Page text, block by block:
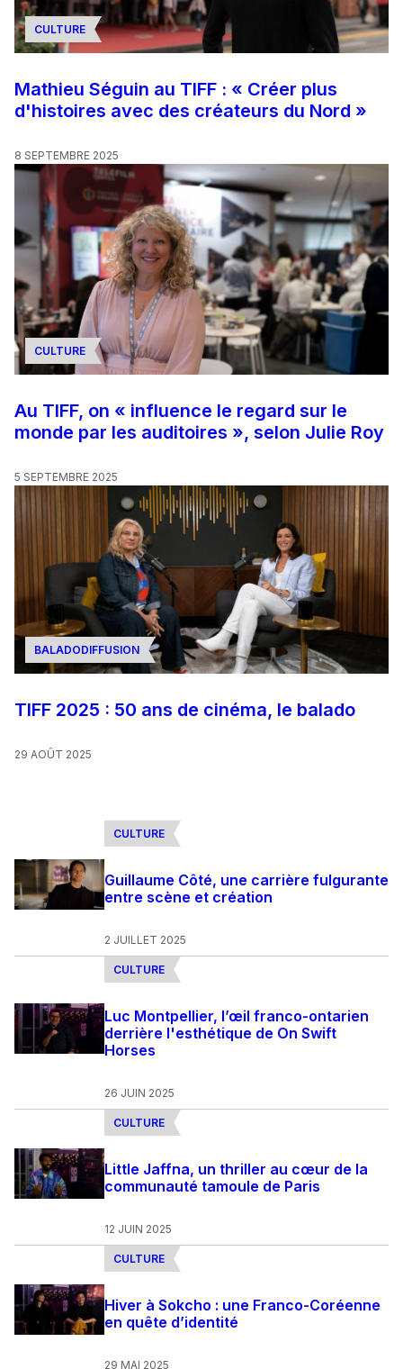
CULTURE
Mathieu Séguin au TIFF : « Créer plus
d'histoires avec des créateurs du Nord »
8 SEPTEMBRE 2025
CULTURE
Au TIFF, on « influence le regard sur le
monde par les auditoires », selon Julie Roy
5 SEPTEMBRE 2025
BALADODIFFUSION
TIFF 2025 : 50 ans de cinéma, le balado
29 AOÛT 2025
CULTURE
Guillaume Côté, une carrière fulgurante
entre scène et création
2 JUILLET 2025
CULTURE
Luc Montpellier, l’œil franco-ontarien
derrière l'esthétique de On Swift
Horses
26 JUIN 2025
CULTURE
Little Jaffna, un thriller au cœur de la
communauté tamoule de Paris
12 JUIN 2025
CULTURE
Hiver à Sokcho : une Franco-Coréenne
en quête d’identité
29 MAI 2025